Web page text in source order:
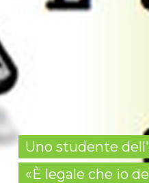
Uno studente
«È legale che io